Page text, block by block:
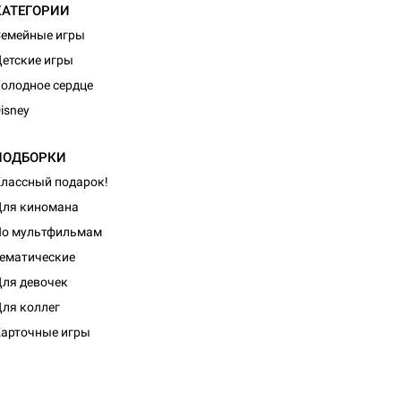
игры
игры
сердце
подарок!
киномана
мультфильмам
девочек
коллег
игры